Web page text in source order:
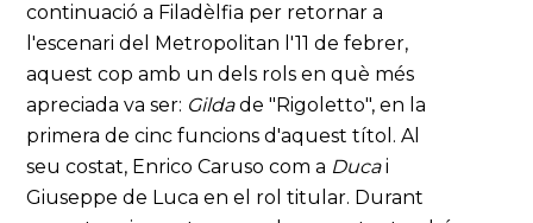
continuació a Filadèlfia per retornar a
l'escenari del Metropolitan l'11 de febrer,
aquest cop amb un dels rols en què més
apreciada va ser: Gildade "Rigoletto", en la
primera de cinc funcions d'aquest títol. Al
seu costat, Enrico Caruso com a Ducai
Giuseppe de Luca en el rol titular. Durant